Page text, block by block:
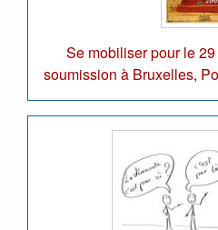
Se mobiliser pour le
soumission à Bruxelles,